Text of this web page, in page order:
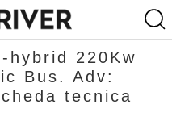
hybrid 220Kw
Bus. Adv:
tecnica